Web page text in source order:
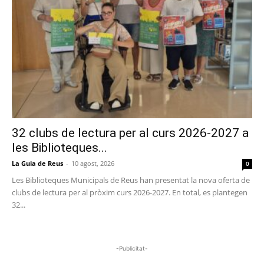
32 clubs de lectura per al curs 2026-2027 a
les Biblioteques...
La Guia de Reus - 10 agost, 2026 0
Les Biblioteques Municipals de Reus han presentat la nova oferta de
clubs de lectura per al pròxim curs 2026-2027. En total, es plantegen
32...
-Publicitat-